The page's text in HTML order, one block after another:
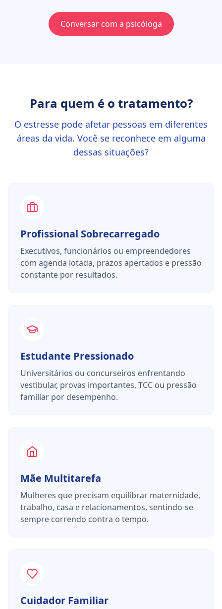
Conversar com a psicóloga
Para quem é o tratamento?
O estresse pode afetar pessoas em diferentes
áreas da vida. Você se reconhece em alguma
dessas situações?
Profissional Sobrecarregado
Executivos, funcionários ou empreendedores
com agenda lotada, prazos apertados e pressão
constante por resultados.
Estudante Pressionado
Universitários ou concurseiros enfrentando
vestibular, provas importantes, TCC ou pressão
familiar por desempenho.
Mãe Multitarefa
Mulheres que precisam equilibrar maternidade,
trabalho, casa e relacionamentos, sentindo-se
sempre correndo contra o tempo.
Cuidador Familiar